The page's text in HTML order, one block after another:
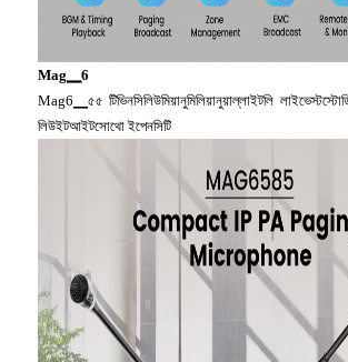
Mag▁6
Mag6▁৫৫ টিভিনসিলিউমিয়ানুমিলিয়ানুয়াল্লাইটলি
লিউইটআইটসোথো ইপেনসিটি